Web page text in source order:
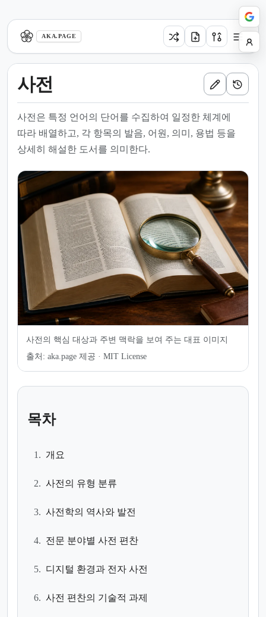
AKA.PAGE
사전
사전은 특정 언어의 단어를 수집하여 일정한 체계에
따라 배열하고, 각 항목의 발음, 어원, 의미, 용법 등을
상세히 해설한 도서를 의미한다.
사전의 핵심 대상과 주변 맥락을 보여 주는 대표 이미지
출처: aka.page 제공 · MIT License
목차
1. 개요
2. 사전의 유형 분류
3. 사전학의 역사와 발전
4. 전문 분야별 사전 편찬
5. 디지털 환경과 전자 사전
6. 사전 편찬의 기술적 과제